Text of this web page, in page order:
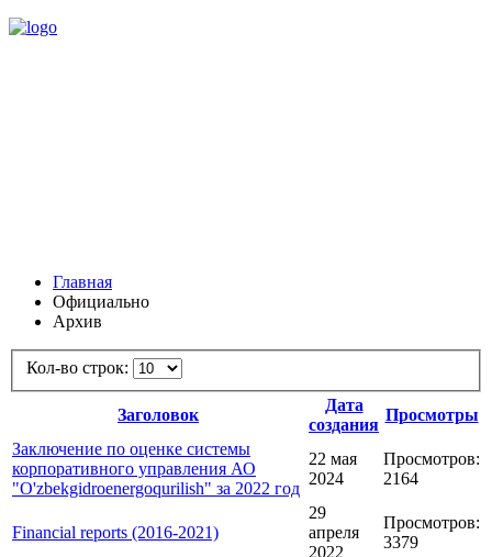
Главная
Официально
Архив
Кол-во строк:
Заголовок
Дата
создания
Просмотры
Заключение по оценке системы
корпоративного управления АО
"O'zbekgidroenergoqurilish" за 2022 год
22 мая
2024
Просмотров:
2164
Financial reports (2016-2021)
29
апреля
2022
Просмотров:
3379